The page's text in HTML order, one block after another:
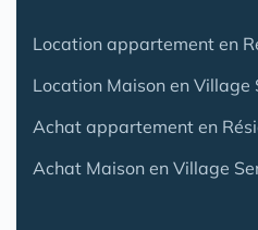
Location appartement en
Location Maison en Village
Achat appartement en
Achat Maison en Village